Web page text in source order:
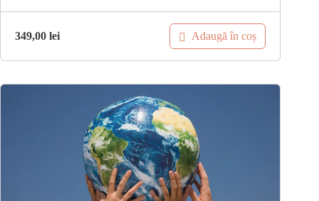
349,00 lei Adaugă în coș